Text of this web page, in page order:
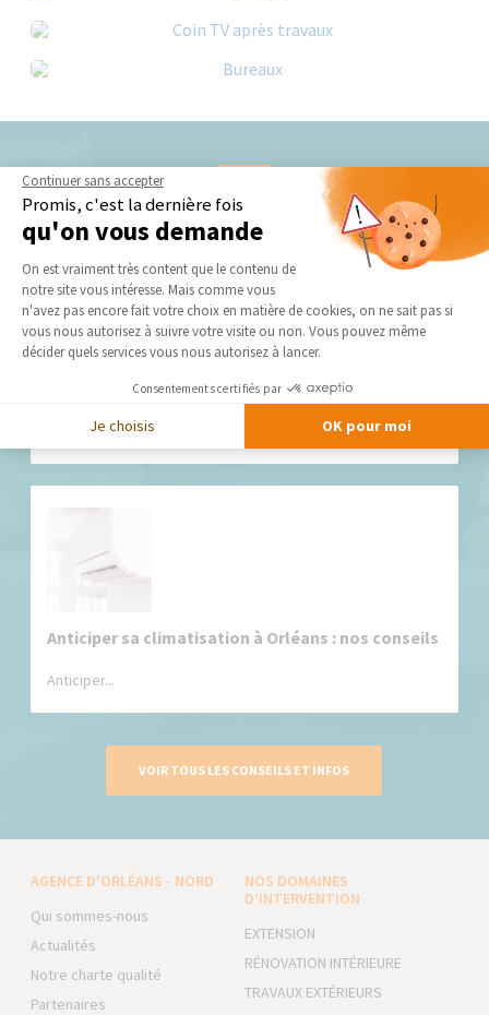
Nos derniers conseils et actus
Transformer une salle de jeux : 8 astuces pour
créer un espace ludique, pratique et évolutif
Anticiper sa climatisation à Orléans : nos conseils
Anticiper...
VOIR TOUS LES CONSEILS ET INFOS
AGENCE D'ORLÉANS - NORD
Qui sommes-nous
Actualités
Notre charte qualité
Partenaires
NOS DOMAINES
D’INTERVENTION
EXTENSION
RÉNOVATION INTÉRIEURE
TRAVAUX EXTÉRIEURS
Continuer sans accepter
Promis, c'est la dernière fois
qu'on vous demande
Plateforme de Gestion du
On est vraiment très content que le contenu de
notre site vous intéresse. Mais comme vous
n'avez pas encore fait votre choix en matière de cookies, on ne sait pas si
vous nous autorisez à suivre votre visite ou non. Vous pouvez même
décider quels services vous nous autorisez à lancer.
Consentements certifiés par
Je choisis OK pour moi
Axeptio consent